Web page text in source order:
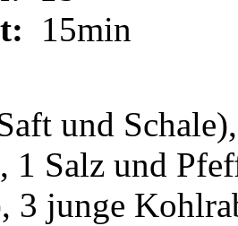
15min
und
1 Salz und
3 junge